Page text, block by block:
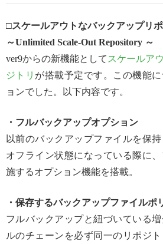
□スケールアウトなバックアップリ
～Unlimited Scale-Out Repository ～
ver9からの新機能として スケールア
ジトリ が搭載予定です。この機能
ョンでした。以下内容です。
・フルバックアップオプション
以前のバックアップファイルを保
オフライン状態になっている際に
施するオプション機能を搭載。
・保存するバックアップファイルポ
フルバックアップと紐づいている
ルのチェーンを必ず同一のリポジト